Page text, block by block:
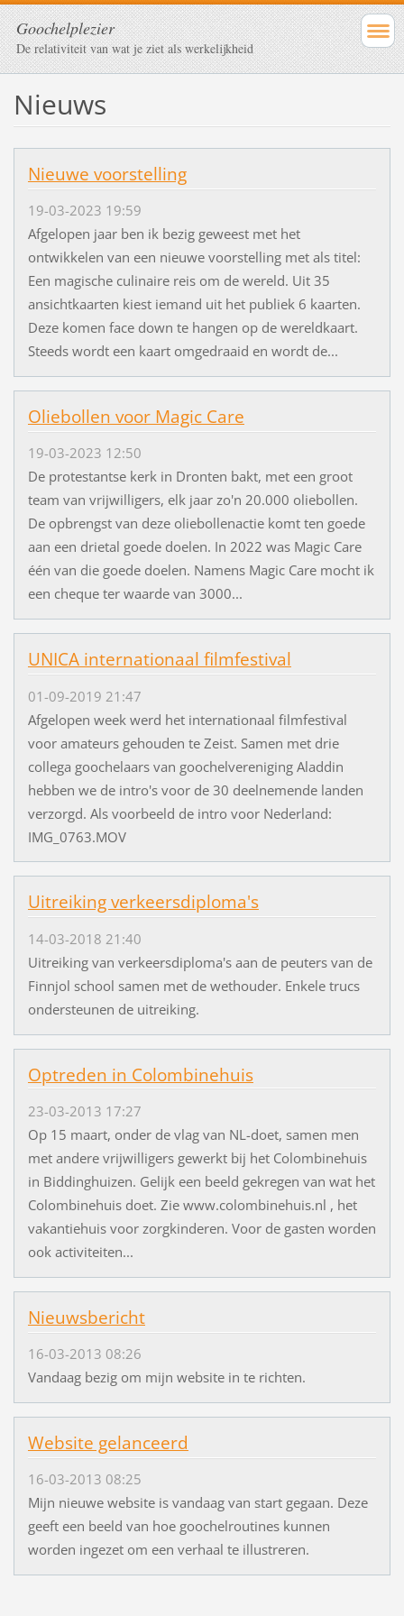
Goochelplezier
De relativiteit van wat je ziet als werkelijkheid
Nieuws
Nieuwe voorstelling
19-03-2023 19:59
Afgelopen jaar ben ik bezig geweest met het
ontwikkelen van een nieuwe voorstelling met als titel:
Een magische culinaire reis om de wereld. Uit 35
ansichtkaarten kiest iemand uit het publiek 6 kaarten.
Deze komen face down te hangen op de wereldkaart.
Steeds wordt een kaart omgedraaid en wordt de...
Oliebollen voor Magic Care
19-03-2023 12:50
De protestantse kerk in Dronten bakt, met een groot
team van vrijwilligers, elk jaar zo'n 20.000 oliebollen.
De opbrengst van deze oliebollenactie komt ten goede
aan een drietal goede doelen. In 2022 was Magic Care
één van die goede doelen. Namens Magic Care mocht ik
een cheque ter waarde van 3000...
UNICA internationaal filmfestival
01-09-2019 21:47
Afgelopen week werd het internationaal filmfestival
voor amateurs gehouden te Zeist. Samen met drie
collega goochelaars van goochelvereniging Aladdin
hebben we de intro's voor de 30 deelnemende landen
verzorgd. Als voorbeeld de intro voor Nederland:
IMG_0763.MOV
Uitreiking verkeersdiploma's
14-03-2018 21:40
Uitreiking van verkeersdiploma's aan de peuters van de
Finnjol school samen met de wethouder. Enkele trucs
ondersteunen de uitreiking.
Optreden in Colombinehuis
23-03-2013 17:27
Op 15 maart, onder de vlag van NL-doet, samen men
met andere vrijwilligers gewerkt bij het Colombinehuis
in Biddinghuizen. Gelijk een beeld gekregen van wat het
Colombinehuis doet. Zie www.colombinehuis.nl , het
vakantiehuis voor zorgkinderen. Voor de gasten worden
ook activiteiten...
Nieuwsbericht
16-03-2013 08:26
Vandaag bezig om mijn website in te richten.
Website gelanceerd
16-03-2013 08:25
Mijn nieuwe website is vandaag van start gegaan. Deze
geeft een beeld van hoe goochelroutines kunnen
worden ingezet om een verhaal te illustreren.